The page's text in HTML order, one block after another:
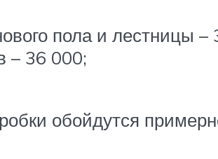
пола и лестницы –
– 36 000;
обойдутся